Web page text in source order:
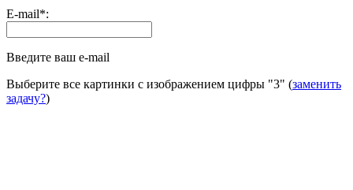
E-mail*:
Введите ваш e-mail
Выберите все картинки с изображением цифры "3" (заменить
задачу?)